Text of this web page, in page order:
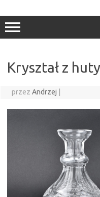
Kryształ z
przez Andrzej